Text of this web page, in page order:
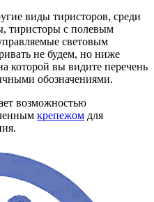
виды тиристоров, среди
тиристоры с полевым
световым
не будем, но ниже
которой вы видите перечень
обозначениями.
возможностью
крепежом для